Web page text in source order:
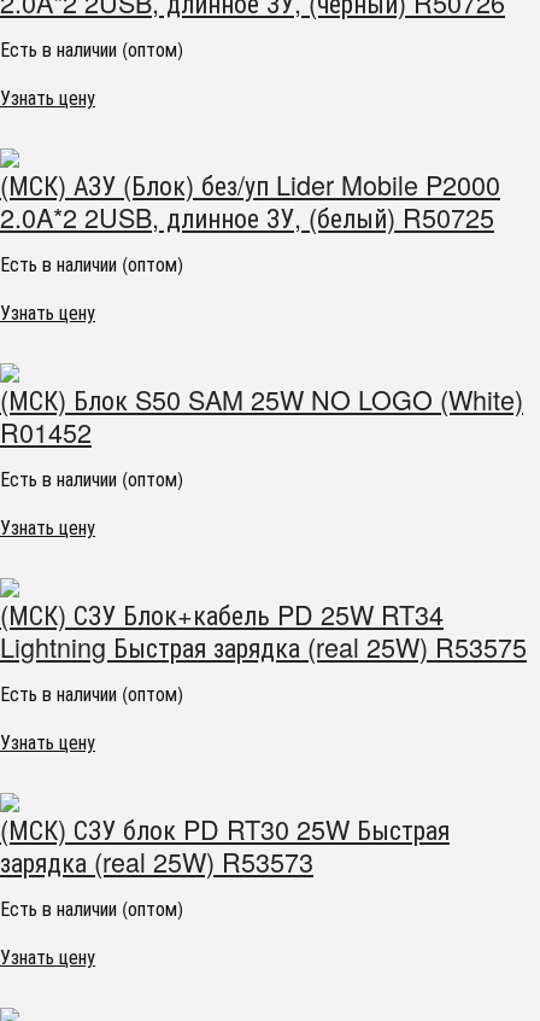
Есть в наличии (оптом)
Узнать цену
(МСК) АЗУ (Блок) без/уп Lider Mobile P2000
2.0A*2 2USB, длинное ЗУ, (белый) R50725
Есть в наличии (оптом)
Узнать цену
(МСК) Блок S50 SAM 25W NO LOGO (White)
R01452
Есть в наличии (оптом)
Узнать цену
(МСК) СЗУ Блок+кабель PD 25W RT34
Lightning Быстрая зарядка (real 25W) R53575
Есть в наличии (оптом)
Узнать цену
(МСК) СЗУ блок PD RT30 25W Быстрая
зарядка (real 25W) R53573
Есть в наличии (оптом)
Узнать цену